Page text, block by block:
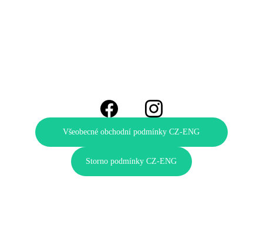
Všeobecné obchodní podmínky CZ-ENG
Storno podmínky CZ-ENG